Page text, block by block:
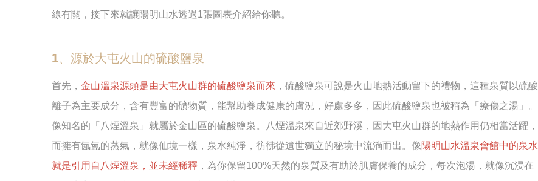
線有關，接下來就讓陽明山水透過1張圖表介紹給你聽。
1、源於大屯火山的硫酸鹽泉
首先， 金山溫泉源頭是由大屯火山群的硫酸鹽泉而來 ，硫酸鹽泉可說是火山地熱活動留下的禮物，這種泉質以硫酸
離子為主要成分，含有豐富的礦物質，能幫助養成健康的膚況，好處多多，因此硫酸鹽泉也被稱為「療傷之湯」。
像知名的「八煙溫泉」就屬於金山區的硫酸鹽泉。八煙溫泉來自近郊野溪，因大屯火山群的地熱作用仍相當活躍，
而擁有氤氳的蒸氣，就像仙境一樣，泉水純淨，彷彿從遺世獨立的秘境中流淌而出。像 陽明山水溫泉會館中的泉水
就是引用自八煙溫泉，並未經稀釋，為你保留100%天然的泉質及有助於肌膚保養的成分，每次泡湯，就像沉浸在